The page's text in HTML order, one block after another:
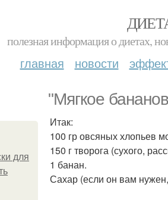
полезная информация о диетах,
главная новости
"Мягкое
для
Итак:
100 гр овсяных хлопьев
150 г творога (сухого,
1 банан.
Сахар (если он вам